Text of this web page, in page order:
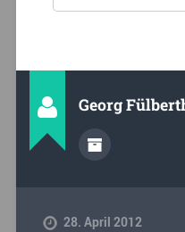
Georg
28. April 2012